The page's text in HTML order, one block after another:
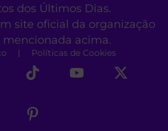
dos Últimos Dias.
site oficial da organização
mencionada acima.
Políticas de Cookies